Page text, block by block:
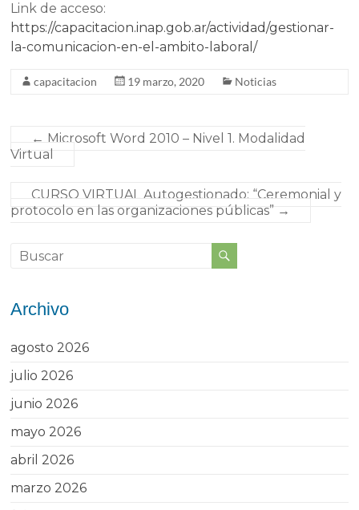
Link de acceso:
https://capacitacion.inap.gob.ar/actividad/gestionar-
la-comunicacion-en-el-ambito-laboral/
capacitacion 19 marzo, 2020 Noticias
← Microsoft Word 2010 – Nivel 1. Modalidad
Virtual
CURSO VIRTUAL Autogestionado: “Ceremonial y
protocolo en las organizaciones públicas” →
Archivo
agosto 2026
julio 2026
junio 2026
mayo 2026
abril 2026
marzo 2026